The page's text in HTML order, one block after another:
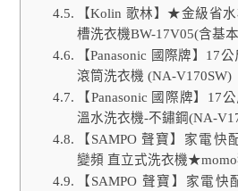
【Kolin 歌林】★金級省
槽洗衣機BW-17V05(含基
【Panasonic 國際牌】17
滾筒洗衣機 (NA-V170SW)
【Panasonic 國際牌】17
溫水洗衣機-不鏽鋼(NA-
【SAMPO 聲寶】家電
變頻 直立式洗衣機
【SAMPO 聲寶】家電